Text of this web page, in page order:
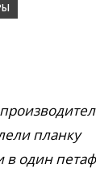
планку
в один